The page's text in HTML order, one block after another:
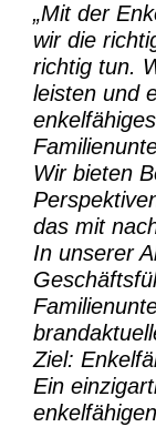
„Mit der
wir die
richtig tun.
leisten und
Wir bieten
das mit
In unserer
Ziel:
Ein